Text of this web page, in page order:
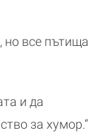
но все пътища
и да
за хумор.“